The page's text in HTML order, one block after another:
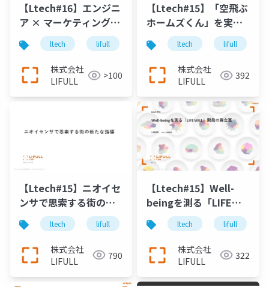
【Ltech#16】エンジニ
ア × マーケティングテ
クノロジー が必要な理
由
ltech lifull technology
株式会社
LIFULL
>100
【Ltech#15】「空飛ぶ
ホームズくん」を実現
するVR技術
ltech lifull
株式会社
LIFULL
392
【Ltech#15】ニオイセ
ンサで思索する街の新
たな指標ltech lifull technology r&d
株式会社
LIFULL
790
【Ltech#15】Well-
beingを測る「LIFE
WILL」開発の舞台裏
ltech lifull
株式会社
LIFULL
322